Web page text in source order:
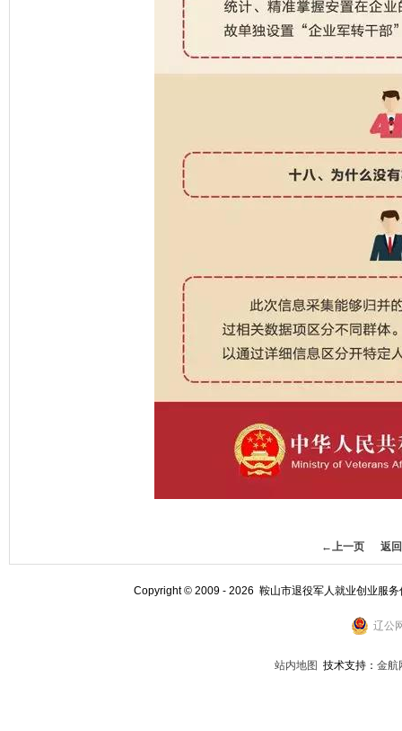
←上一页 返
Copyright © 2009 - 2026 鞍山市退役军人就业创业服
辽公
站内地图 技术支持： 金航